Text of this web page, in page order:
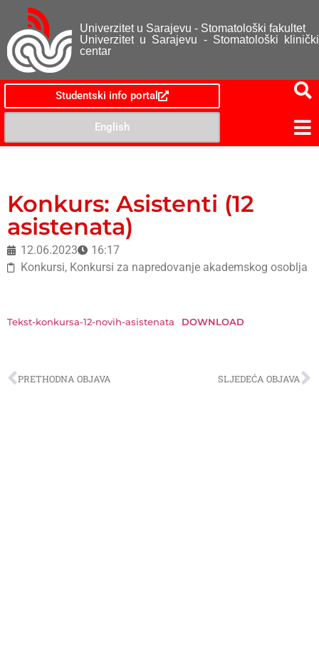
Univerzitet u Sarajevu - Stomatološki fakultet
Univerzitet u Sarajevu - Stomatološki klinički
centar
Studentski info portal
English
Konkurs: Asistenti (12
asistenata)
12.06.2023
16:17
Konkursi, Konkursi za napredovanje akademskog osoblja
Tekst-konkursa-12-novih-asistenata DOWNLOAD
PRETHODNA OBJAVA SLJEDEĆA OBJAVA